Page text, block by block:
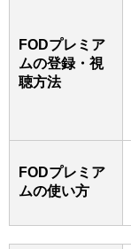
FODプレミア
ムの登録・視
聴方法
FODプレミア
ムの使い方